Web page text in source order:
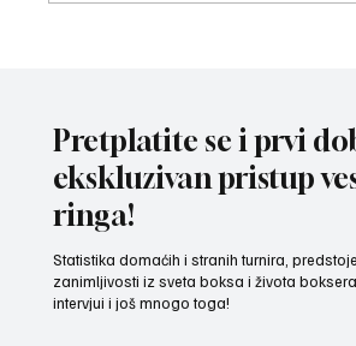
Pretplatite se i prvi
ekskluzivan pristup
ringa!
Statistika domaćih i stranih turnira,
zanimljivosti iz sveta boksa i života
intervjui i još mnogo toga!